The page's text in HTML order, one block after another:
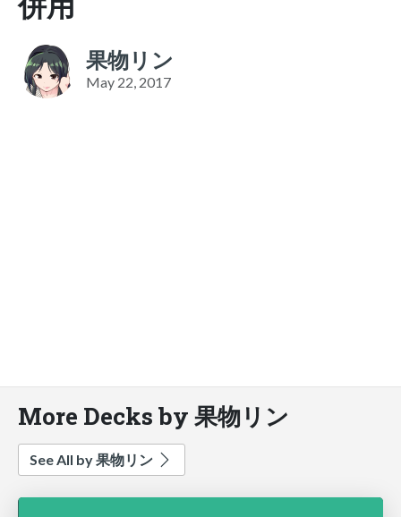
果物リン
May 22, 2017
More Decks by 果物リン
See All by 果物リン